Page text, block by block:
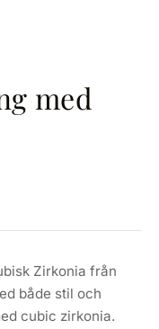
med
Zirkonia från
både stil och
cubic zirkonia.